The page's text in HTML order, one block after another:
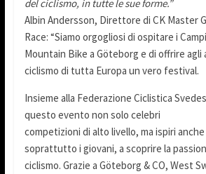
del ciclismo, in tutte le sue forme.”
Albin Andersson, Direttore di CK Master
Race: “Siamo orgogliosi di ospitare i
Mountain Bike a Göteborg e di offrire agli
ciclismo di tutta Europa un vero festival.
Insieme alla Federazione Ciclistica
questo evento non solo celebri
competizioni di alto livello, ma ispiri
soprattutto i giovani, a scoprire la
ciclismo. Grazie a Göteborg & CO, West